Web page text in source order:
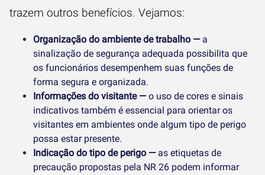
trazem outros benefícios. Vejamos:
Organização do ambiente de trabalho — a
sinalização de segurança adequada possibilita que
os funcionários desempenhem suas funções de
forma segura e organizada.
Informações do visitante —o uso de cores e sinais
indicativos também é essencial para orientar os
visitantes em ambientes onde algum tipo de perigo
possa estar presente.
Indicação do tipo de perigo — as etiquetas de
precaução propostas pela NR 26 podem informar